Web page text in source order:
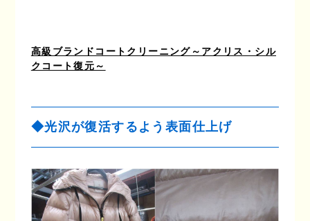
高級ブランドコートクリーニング～アクリス・シル
クコート復元～
◆光沢が復活するよう表面仕上げ